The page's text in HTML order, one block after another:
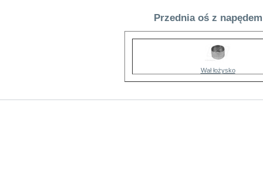
Przednia oś z
Wał łożysko